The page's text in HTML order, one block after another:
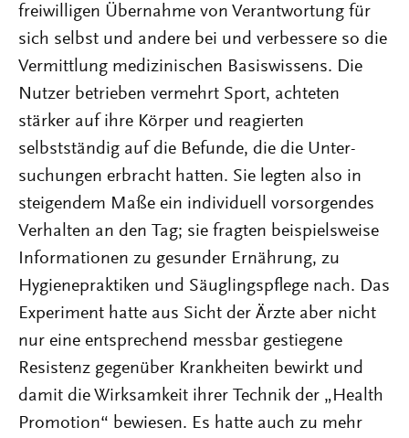
freiwilligen Übernahme von Verantwortung für
sich selbst und andere bei und verbessere so die
Vermittlung medizinischen Basiswissens. Die
Nutzer betrieben vermehrt Sport, achteten
stärker auf ihre Körper und reagierten
selbstständig auf die Befunde, die die Unter-
suchungen erbracht hatten. Sie legten also in
steigendem Maße ein individuell vorsorgendes
Verhalten an den Tag; sie fragten beispielsweise
Informationen zu gesunder Ernährung, zu
Hygienepraktiken und Säuglingspflege nach. Das
Experiment hatte aus Sicht der Ärzte aber nicht
nur eine entsprechend messbar gestiegene
Resistenz gegenüber Krankheiten bewirkt und
damit die Wirksamkeit ihrer Technik der „Health
Promotion“ bewiesen. Es hatte auch zu mehr